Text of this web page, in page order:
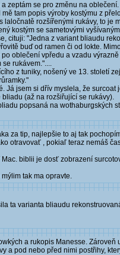
zeptám se pro změnu na oblečení.
tam popis výroby kostýmu z
rozšířenými rukávy, to je
kostým se sametovými
cituji: "Jedna z variant bliaudu
buď od ramen či od lokte.
oblečení vpředu a vzadu
rukávem."....
z tuniky, nošený ve 13. století
Já jsem si dřív myslela, že
(až na rozšiřující se rukávy).
popsaná na wothaburgských
za tip, najlepšie to aj tak
otravovať , pokiaľ teraz nemáš
biblii je dosť zobrazení
tak ma opravte.
ta varianta bliaudu
a rukopis Manesse.
a pod nebo před nimi postřihy,